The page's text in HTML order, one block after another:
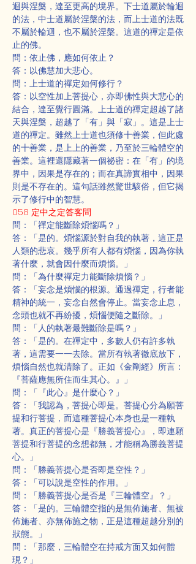
迴與涅槃，達至更高的境界。下士道屬於輪迴
的法，中士道屬於涅槃的法，而上士道的法既
不屬於輪迴，也不屬於涅槃。這道的禪定是依
止的佛。
問：依止佛，應如何依止？
答：以佛慧加大悲心。
問：上士道的禪定如何修行？
答：以空性加上菩提心，亦即佛性與大悲心的
結合，達至覺行圓滿。上士道的禪定超越了諸
天與涅槃，超越了「有」與「寂」。這是上士
道的禪定。雖然上士道也須修十善業，但此處
的十善業，是上上的善業，乃至於三輪體空的
善業。這裡還隱藏著一個祕密：在「有」的境
界中，因果是存在的；而在真諦實相中，因果
則是不存在的。這句話雖然驚世駭俗，但它揭
示了修行中的智慧。
058 定中之定答客問
問：「禪定能斷除煩惱嗎？」
答：「是的。煩惱源於對自我的執著，這正是
人類的悲哀。幾乎所有人都有煩惱，因為你執
著什麼，就會因什麼而煩惱。」
問：「為什麼禪定力能斷除煩惱？」
答：「妄念是煩惱的根源。通過禪定，行者能
精神的統一，妄念自然會停止。當妄念止息，
念頭也就不再紛擾，煩惱便隨之斷除。」
問：「人的執著最難斷除是嗎？」
答：「是的。在禪定中，多數人仍有許多執
著，這需要一一去除。當所有執著徹底放下，
煩惱自然也就清除了。正如《金剛經》所言：
『菩薩應無所住而生其心。』」
問：「『此心』是什麼心？」
答：「我認為，菩提心即是。菩提心分為願菩
提和行菩提，而這種菩提心本身也是一種執
著。真正的菩提心是『勝義菩提心』，即連願
菩提和行菩提的念想都無，才能稱為勝義菩提
心。」
問：「勝義菩提心是否即是空性？」
答：「可以說是空性的作用。」
問：「勝義菩提心是否是『三輪體空』？」
答：「是的。三輪體空指的是無佈施者、無被
佈施者、亦無佈施之物，正是這種超越分別的
狀態。」
問：「那麼，三輪體空在持戒方面又如何體
現？」